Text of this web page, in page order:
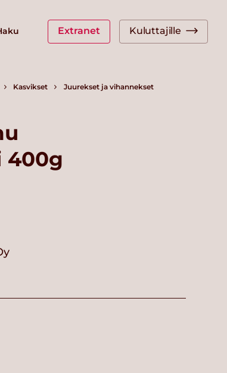
Extranet Kuluttajille
Kasvikset Juurekset ja vihannekset
400g